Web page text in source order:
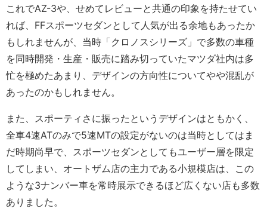
これでAZ-3や、せめてレビューと共通の印象を持たせてい
れば、FFスポーツセダンとして人気が出る余地もあったか
もしれませんが、当時「クロノスシリーズ」で多数の車種
を同時開発・生産・販売に踏み切っていたマツダ社内は多
忙を極めたあまり、デザインの方向性についてやや混乱が
あったのかもしれません。
また、スポーティさに振ったというデザインはともかく、
全車4速ATのみで5速MTの設定がないのは当時としてはま
だ時期尚早で、スポーツセダンとしてもユーザー層を限定
してしまい、オートザム店の主力である小規模店は、この
ような3ナンバー車を常時展示できるほど広くない店も多数
ありました。